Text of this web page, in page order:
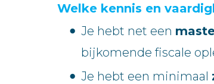
Welke kennis en
Je hebt net een
bijkomende fiscale
Je hebt een minimaal